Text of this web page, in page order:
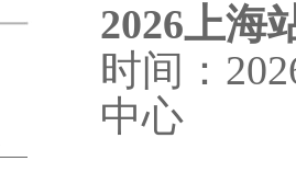
2026上海
时间：
中心